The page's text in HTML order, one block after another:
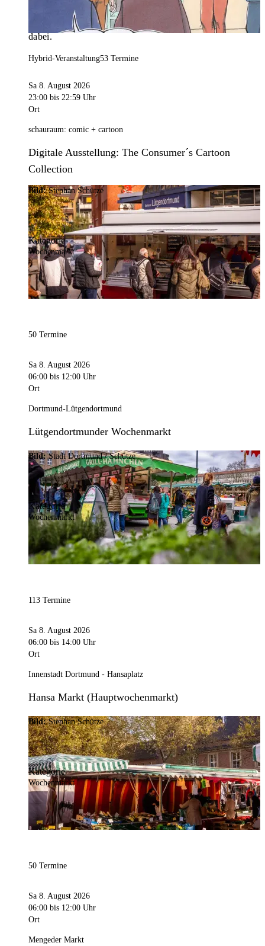
Veranstaltungskalender der Stadt Dortmund der
umfangreichste der Region. Hier ist für alle was
dabei.
Hybrid-Veranstaltung53 Termine
Sa 8. August 2026
23:00 bis 22:59 Uhr
Ort
schauraum: comic + cartoon
Digitale Ausstellung: The Consumer´s Cartoon
Collection
Bild:Stephan Schütze
Kategorie
Wochenmarkt
50 Termine
Sa 8. August 2026
06:00 bis 12:00 Uhr
Ort
Dortmund-Lütgendortmund
Lütgendortmunder Wochenmarkt
Bild:Stadt Dortmund / Schütze
Kategorie
Wochenmarkt
113 Termine
Sa 8. August 2026
06:00 bis 14:00 Uhr
Ort
Innenstadt Dortmund - Hansaplatz
Hansa Markt (Hauptwochenmarkt)
Bild:Stephan Schütze
Kategorie
Wochenmarkt
50 Termine
Sa 8. August 2026
06:00 bis 12:00 Uhr
Ort
Mengeder Markt